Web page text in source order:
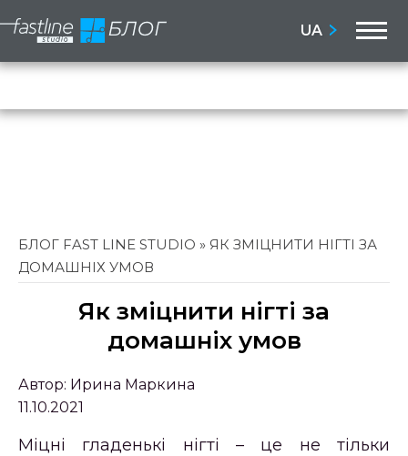
UA
БЛОГ FAST LINE STUDIO » ЯК ЗМІЦНИТИ НІГТІ ЗА
ДОМАШНІХ УМОВ
Як зміцнити нігті за
домашніх умов
Автор: Ирина Маркина
11.10.2021
Міцні гладенькі нігті – це не тільки